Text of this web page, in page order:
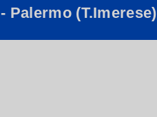
- Palermo (T.Imerese)